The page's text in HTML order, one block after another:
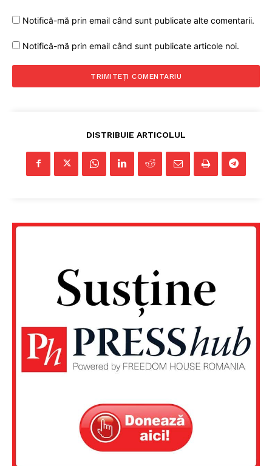
Un proiect
PRESShub
Notifică-mă prin email când sunt publicate alte comentarii.
Notifică-mă prin email când sunt publicate articole noi.
DISTRIBUIE ARTICOLUL